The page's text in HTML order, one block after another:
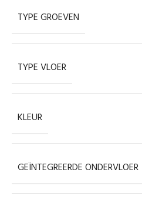
TYPE GROEVEN
TYPE VLOER
KLEUR
GEÏNTEGREERDE ONDERVLOER